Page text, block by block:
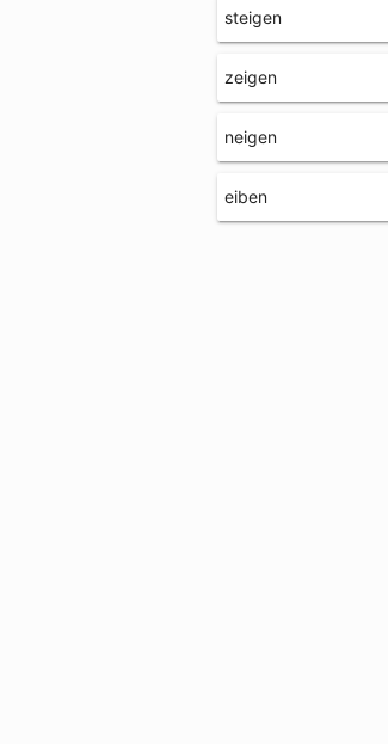
steigen
zeigen
neigen
eiben